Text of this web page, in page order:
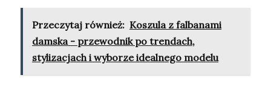
Przeczytaj również: Koszula z falbanami
damska - przewodnik po trendach,
stylizacjach i wyborze idealnego modelu